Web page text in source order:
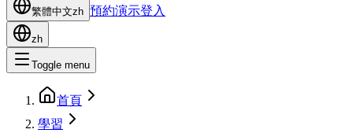
繁體中文zh 預約演示登入
zh
Toggle menu
首頁
學習